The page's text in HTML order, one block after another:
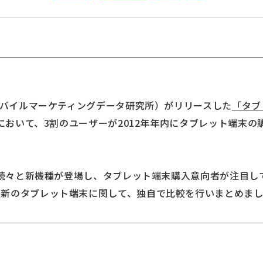
イルマーケティングデータ研究所）がリリースした 「タ
おいて、3割のユーザーが2012年年内にタブレット端末の
と新機種が登場し、タブレット端末購入意向者が注目
のタブレット端末に関して、独自で比較を行いまとめまし